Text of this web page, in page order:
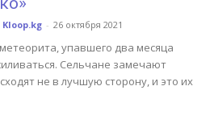
- 26 октября 2021
упавшего два месяца
Сельчане замечают
не в лучшую сторону, и это их